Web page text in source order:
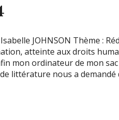
JOHNSON Thème :
atteinte aux droits
mon ordinateur de mon
littérature nous a